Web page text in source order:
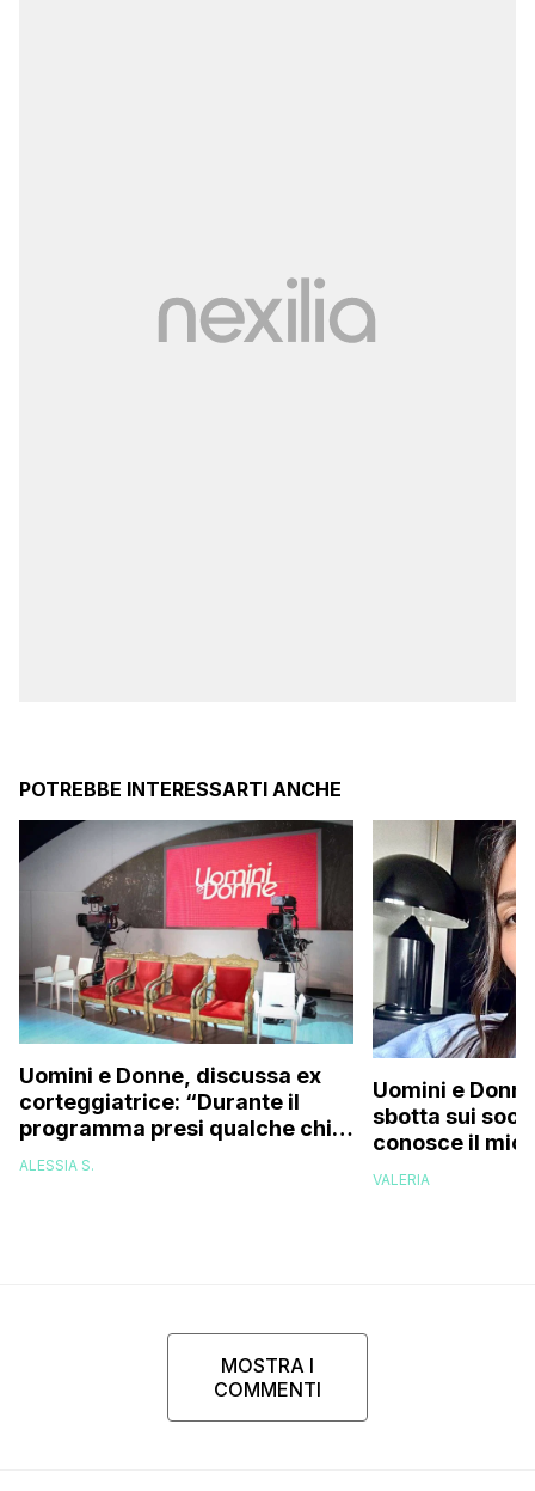
POTREBBE INTERESSARTI ANCHE
Uomini e Donne, discussa ex
corteggiatrice: “Durante il
programma presi qualche chilo
e mi riempirono di insulti, la
ALESSIA S.
Uomini e
sbotta sui
conosce il mio
deve
VALERIA
MOSTRA I
COMMENTI